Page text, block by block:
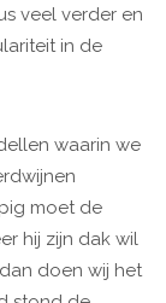
veel verder en
in de
waarin we
moet de
hij zijn dak wil
doen wij het